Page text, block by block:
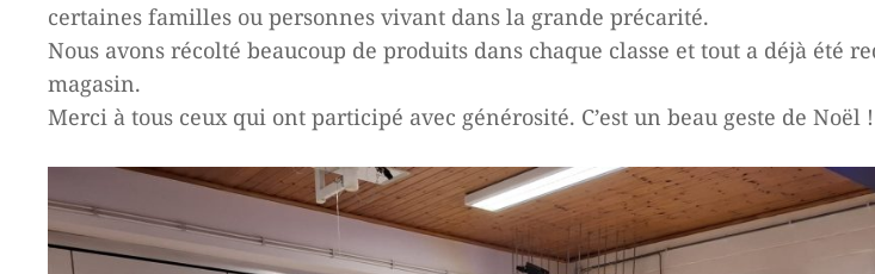
certaines familles ou personnes vivant dans la grande précarité.
Nous avons récolté beaucoup de produits dans chaque classe et tout a déjà été
magasin.
Merci à tous ceux qui ont participé avec générosité. C’est un beau geste de Noël !